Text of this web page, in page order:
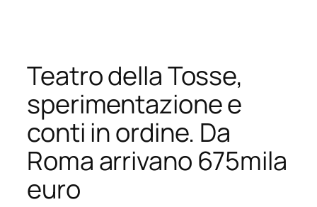
contenuto
Teatro della Tosse,
sperimentazione e
conti in ordine. Da
Roma arrivano 675mila
euro